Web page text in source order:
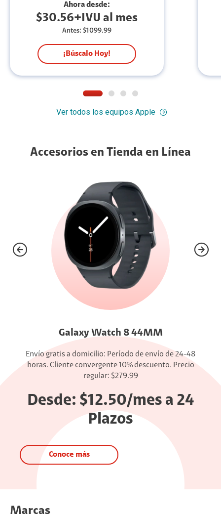
Ahora desde:
$30.56+IVU al mes
Antes: $1099.99
¡Búscalo Hoy!
Ver todos los equipos Apple
Accesorios en Tienda en Línea
Galaxy Watch 8 44MM
Envío gratis a domicilio: Período de envío de 24-48
horas. Cliente convergente 10% descuento. Precio
regular: $279.99
Desde: $12.50/mes a 24
Plazos
Conoce más
Marcas